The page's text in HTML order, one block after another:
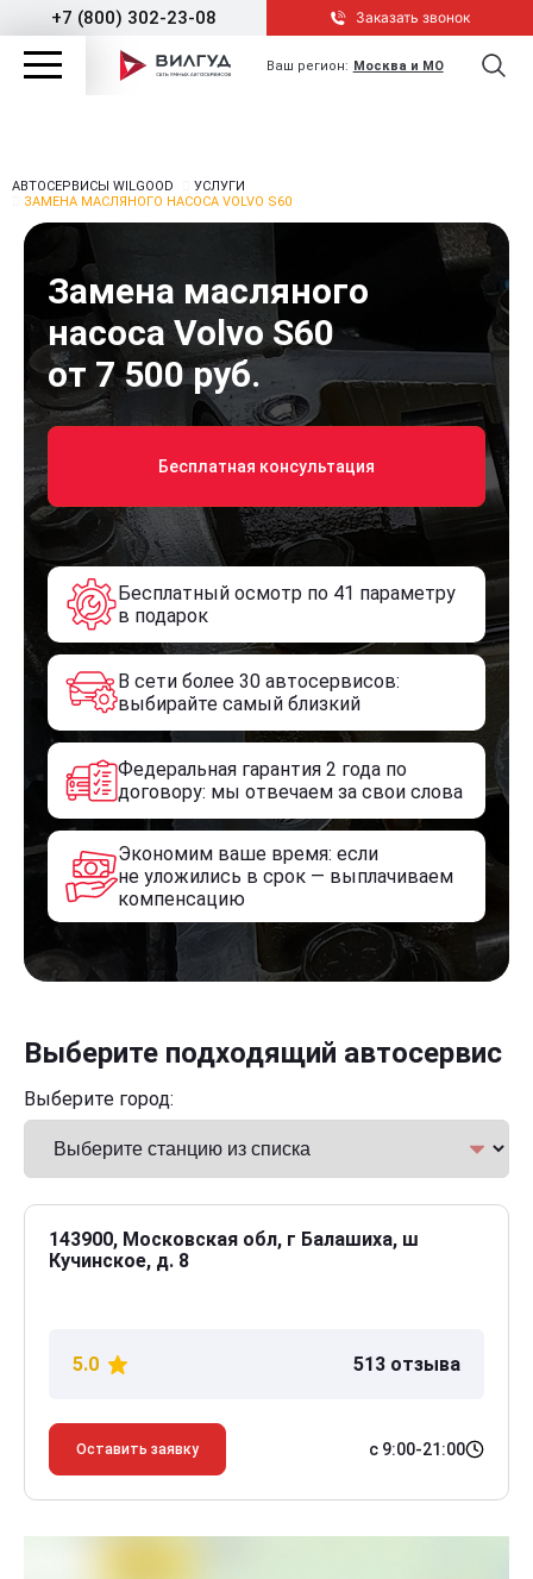
+7 (800) 302-23-08 Заказать звонок
Ваш регион: Москва и МО
АВТОСЕРВИСЫ WILGOOD
УСЛУГИ
ЗАМЕНА МАСЛЯНОГО НАСОСА VOLVO S60
Замена масляного
насоса Volvo S60
от 7 500 руб.
Бесплатная консультация
Бесплатный осмотр по 41 параметру
в подарок
В сети более 30 автосервисов:
выбирайте самый близкий
Федеральная гарантия 2 года по
договору: мы отвечаем за свои слова
Экономим ваше время: если
не уложились в срок — выплачиваем
компенсацию
Выберите подходящий автосервис
Выберите город:
143900, Московская обл, г Балашиха, ш
Кучинское, д. 8
5.0 513 отзыва
Оставить заявку с 9:00-21:00